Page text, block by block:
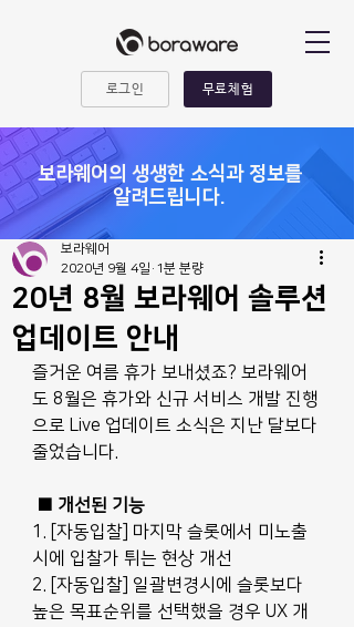
로그인 무료체험
​보라웨어의 생생한 소식과 정보를
알려드립니다.
20년 8월 보라웨어 솔루션
업데이트 안내
보라웨어
2020년 9월 4일 1분 분량
즐거운 여름 휴가 보내셨죠? 보라웨어
도 8월은 휴가와 신규 서비스 개발 진행
으로 Live 업데이트 소식은 지난 달보다
줄었습니다.
■ 개선된 기능
1. [자동입찰] 마지막 슬롯에서 미노출
시에 입찰가 튀는 현상 개선
2. [자동입찰] 일괄변경시에 슬롯보다
높은 목표순위를 선택했을 경우 UX 개